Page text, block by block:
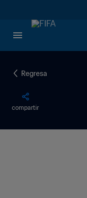
Regresa
compartir